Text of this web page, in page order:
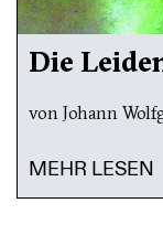
Die
von Johann
MEHR LESEN